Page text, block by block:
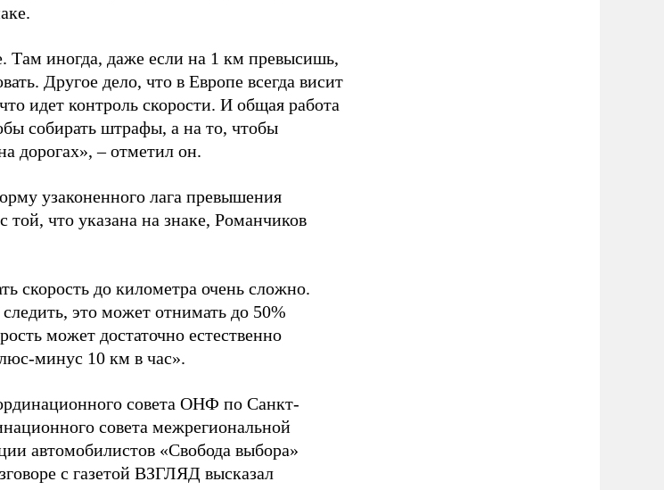
Там иногда, даже если на 1 км превысишь,
Другое дело, что в Европе всегда висит
идет контроль скорости. И общая работа
собирать штрафы, а на то, чтобы
дорогах», – отметил он.
узаконенного лага превышения
той, что указана на знаке, Романчиков
скорость до километра очень сложно.
это может отнимать до 50%
может достаточно естественно
минус 10 км в час».
совета ОНФ по Санкт-
совета межрегиональной
автомобилистов «Свобода выбора»
с газетой ВЗГЛЯД высказал